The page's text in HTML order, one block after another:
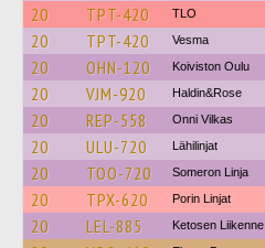
20 TPT-420 TLO
20 TPT-420 Vesma
20 OHN-120 Koiviston Oulu
20 VJM-920 Haldin&Rose
20 REP-558 Onni Vilkas
20 ULU-720 Lähilinjat
20 TOO-720 Someron Linja
20 TPX-620 Porin Linjat
20 LEL-885 Ketosen Liikenne